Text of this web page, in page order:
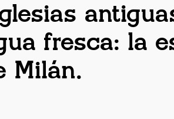
fresca: la
Milán.